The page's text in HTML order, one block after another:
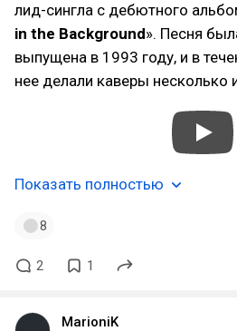
лид-сингла с дебютного
in the Background». Песня
выпущена в 1993 году, и в
нее делали каверы несколько
Показать полностью
8
2 1
MarioniK